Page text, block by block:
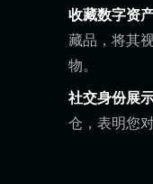
收藏数字资
藏品，将其
物。
社交身份展
仓，表明您